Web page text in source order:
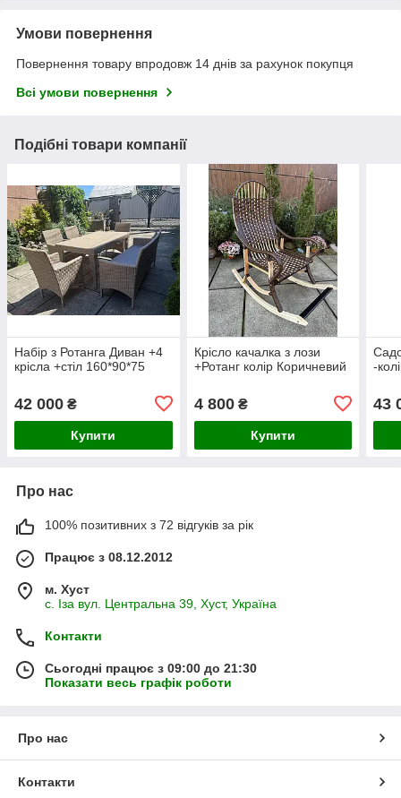
Умови повернення
Повернення товару впродовж 14 днів за рахунок покупця
Всі умови повернення
Подібні товари компанії
Набір з Ротанга Диван +4
крісла +стіл 160*90*75
42 000 ₴
Купити
Крісло качалка з лози
+Ротанг колір Коричневий
4 800₴
Купити
-
43
Про нас
100% позитивних з 72 відгуків за рік
Працює з 08.12.2012
м. Хуст
с. Іза вул. Центральна 39, Хуст, Україна
Контакти
Сьогодні працює з 09:00 до 21:30
Показати весь графік роботи
Про нас
Контакти